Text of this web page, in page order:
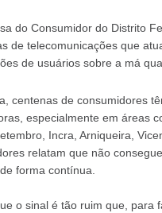
do Consumidor do Distrito
de telecomunicações que
de usuários sobre a má
centenas de consumidores
especialmente em áreas
Incra, Arniqueira,
relatam que não
forma contínua.
o sinal é tão ruim que,